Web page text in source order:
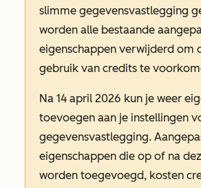
slimme gegevensvastlegging
worden alle bestaande
eigenschappen verwijderd om
gebruik van credits te
Na 14 april 2026 kun je weer
toevoegen aan je instellingen
gegevensvastlegging.
eigenschappen die op of na
worden toegevoegd, kosten